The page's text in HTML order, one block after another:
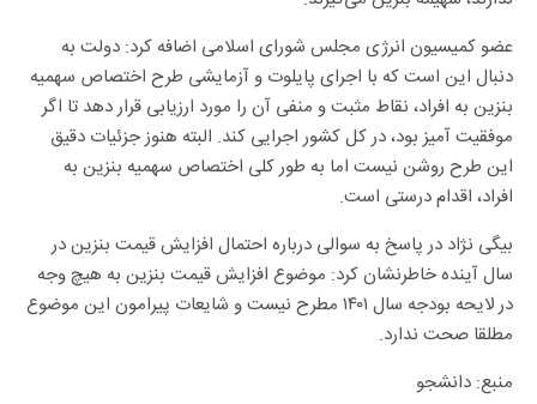
عضو کمیسیون انرژی مجلس شورای اسلامی اضافه کرد: دولت به
دنبال این است که با اجرای پایلوت و آزمایشی طرح اختصاص سهمیه
بنزین به افراد، نقاط مثبت و منفی آن را مورد ارزیابی قرار دهد تا اگر
موفقیت آمیز بود، در کل کشور اجرایی کند. البته هنوز جزئیات دقیق
این طرح روشن نیست اما به طور کلی اختصاص سهمیه بنزین به
افراد، اقدام درستی است.
بیگی نژاد در پاسخ به سوالی درباره احتمال افزایش قیمت بنزین در
سال آینده خاطرنشان کرد: موضوع افزایش قیمت بنزین به هیچ وجه
در لایحه بودجه سال ۱۴۰۱ مطرح نیست و شایعات پیرامون این موضوع
مطلقا صحت ندارد.
منبع: دانشجو